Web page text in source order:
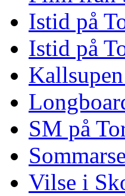
Istid på
Istid på
SM på
Vilse i